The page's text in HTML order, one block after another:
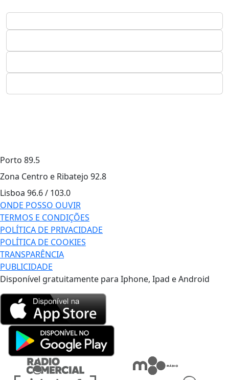
Porto 89.5
Zona Centro e Ribatejo 92.8
Lisboa 96.6 / 103.0
ONDE POSSO OUVIR
TERMOS E CONDIÇÕES
POLÍTICA DE PRIVACIDADE
POLÍTICA DE COOKIES
TRANSPARÊNCIA
PUBLICIDADE
Disponível gratuitamente para Iphone, Ipad e Android